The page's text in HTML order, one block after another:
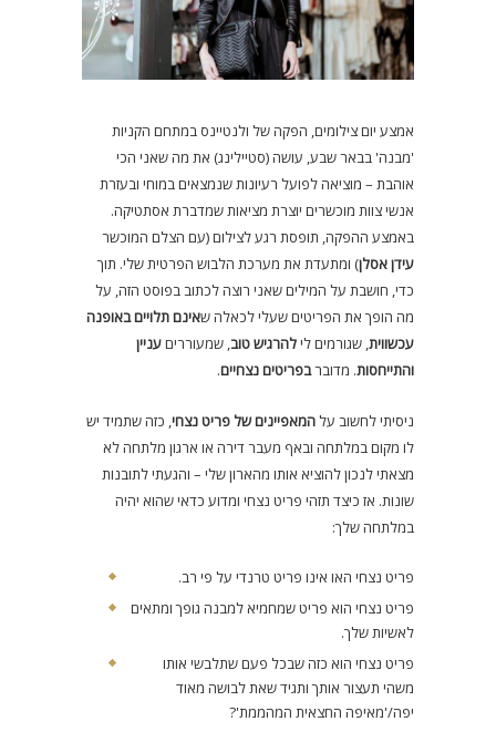
אמצע יום צילומים, הפקה של ולנטיינס במתחם הקניות
'מבנה' בבאר שבע, עושה (סטיילינג) את מה שאני הכי
אוהבת – מוציאה לפועל רעיונות שנמצאים במוחי ובעזרת
אנשי צוות מוכשרים יוצרת מציאות שמדברת אסתטיקה.
באמצע ההפקה, תופסת רגע לצילום (עם הצלם המוכשר
עידן אסלן) ומתעדת את מערכת הלבוש הפרטית שלי. תוך
כדי, חושבת על המילים שאני רוצה לכתוב בפוסט הזה, על
מה הופך את הפריטים שעלי לכאלה שאינם תלויים באופנה
עכשווית, שגורמים לילהרגיש טוב, שמעורריםעניין
והתייחסות. מדוברבפריטים נצחיים.
ניסיתי לחשוב עלהמאפיינים של פריט נצחי, כזה שתמיד יש
לו מקום במלתחה ובאף מעבר דירה או ארגון מלתחה לא
מצאתי לנכון להוציא אותו מהארון שלי – והגעתי לתובנות
שונות. אז כיצד תזהי פריט נצחי ומדוע כדאי שהוא יהיה
במלתחה שלך:
פריט נצחי האו אינו פריט טרנדי על פי רב.
פריט נצחי הוא פריט שמחמיא למבנה גופך ומתאים
לאשיות שלך.
פריט נצחי הוא כזה שבכל פעם שתלבשי אותו
משהי תעצור אותך ותגיד שאת לבושה מאוד
יפה/'מאיפה החצאית המהממת'?